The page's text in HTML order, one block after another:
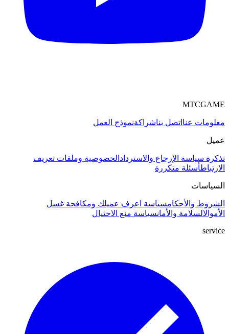
MTCGAME
معلومات عنا اتصل بناشراكةنموذج العمل
عميل
تذكرة سياسة الإرجاع والاسترداد الخصوصية وملفات تعريف
الارتباطأسئلة متكررة
السياسات
الشروط والأحكامسياسة اعرف عميلك ومكافحة غسل
الأموالالسلامة والأمانسياسة منع الاحتيال
service